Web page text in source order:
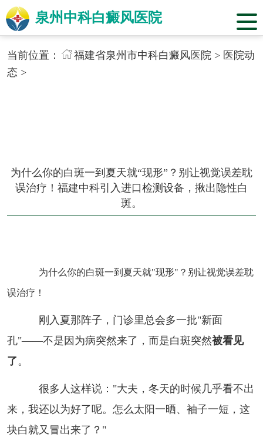
泉州中科白癜风医院
当前位置： 福建省泉州市中科白癜风医院> 医院动
态 >
为什么你的白斑一到夏天就“现形”？别让视觉误差耽
误治疗！福建中科引入进口检测设备，揪出隐性白
斑。
为什么你的白斑一到夏天就"现形"？别让视觉误差耽
误治疗！
刚入夏那阵子，门诊里总会多一批"新面
孔"——不是因为病突然来了，而是白斑突然被看见
了 。
很多人这样说："大夫，冬天的时候几乎看不出
来，我还以为好了呢。怎么太阳一晒、袖子一短，这
块白就又冒出来了？"